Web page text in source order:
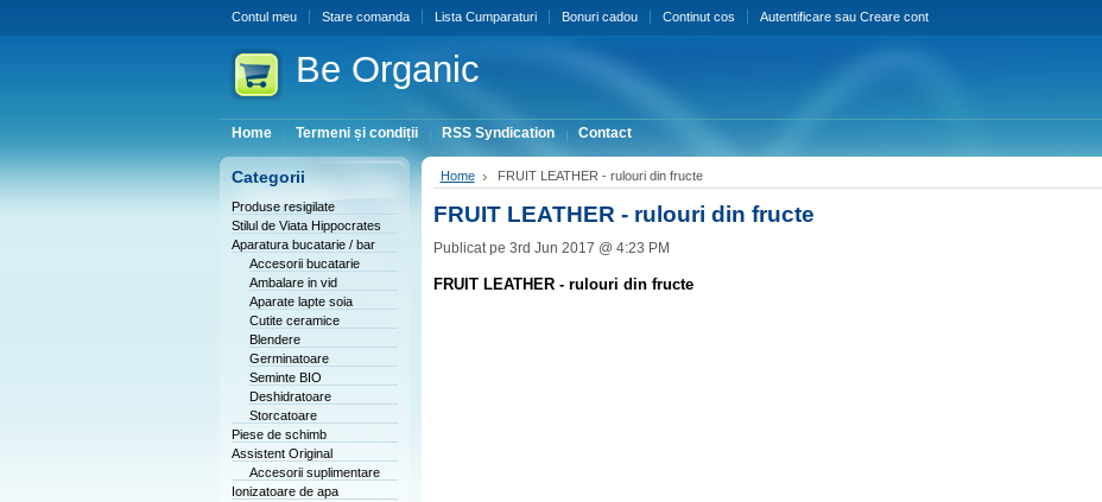
Contul meu Stare comanda Lista Cumparaturi Bonuri cadou Continut cos Autentificaresau Creare cont
Be Organic
Home Termeni și condiții RSS Syndication Contact
Categorii
Produse resigilate
Stilul de Viata Hippocrates
Aparatura bucatarie / bar
Accesorii bucatarie
Ambalare in vid
Aparate lapte soia
Cutite ceramice
Blendere
Germinatoare
Seminte BIO
Deshidratoare
Storcatoare
Piese de schimb
Assistent Original
Accesorii suplimentare
Ionizatoare de apa
Home FRUIT LEATHER - rulouri din fructe
FRUIT LEATHER - rulouri din fructe
Publicat pe 3rd Jun 2017 @ 4:23 PM
FRUIT LEATHER - rulouri din fructe